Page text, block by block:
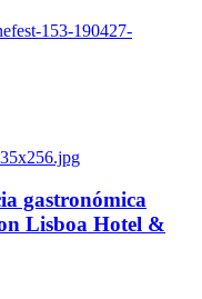
153-190427-
gastronómica
Lisboa Hotel &